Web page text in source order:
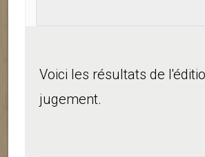
Voici les résultats de
jugement.